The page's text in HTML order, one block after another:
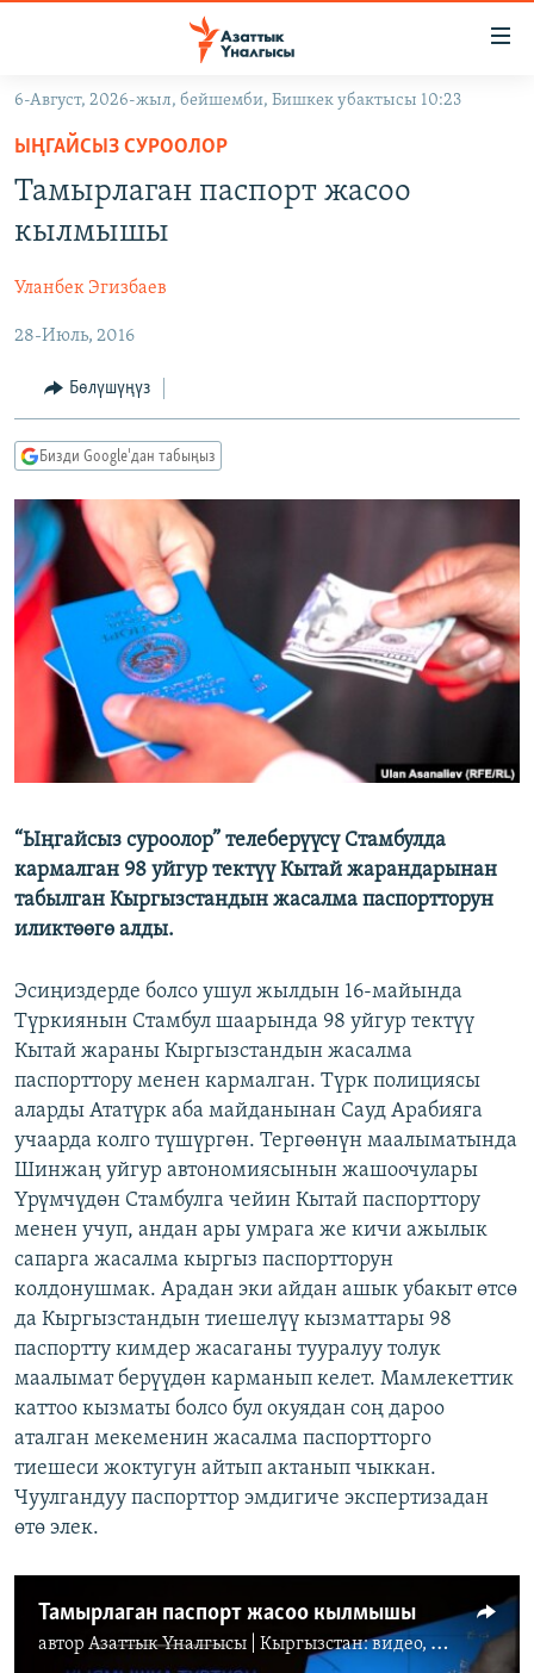
Навигацияга
өтүңүз
Издөөгө
салыңыз
ЖАҢЫЛЫКТАР
КЫРГЫЗСТАН
ЭКОНОМИКА
МАДАНИЯТ
БОРБОР АЗИЯ
АТАЙЫН ИЛИКТӨӨ
ТВ ПРОГРАММАЛАР
БҮГҮН АЗАТТЫКТА
БИЗ ЖАНА ДҮЙНӨ
ДАНИСТЕ
ЭЖЕ-СИҢДИЛЕР
АЗАТТЫК+
ЫҢГАЙСЫЗ СУРООЛОР
ПОДКАСТ
ӨЗГӨЧӨ ПИКИР
ОНЛАЙН ШЕРИНЕ
ЭЕ/АРнун бардык сайттары
6-Август, 2026-жыл, бейшемби, Бишкек убактысы 10:23
ЫҢГАЙСЫЗ СУРООЛОР
Тамырлаган паспорт жасоо
кылмышы
Уланбек Эгизбаев
28-Июль, 2016
Бөлүшүңүз
Бизди Google'дан табыңыз
“Ыңгайсыз суроолор” телеберүүсү Стамбулда
кармалган 98 уйгур тектүү Кытай жарандарынан
табылган Кыргызстандын жасалма паспортторун
иликтөөгө алды.
Эсиңиздерде болсо ушул жылдын 16-майында
Түркиянын Стамбул шаарында 98 уйгур тектүү
Кытай жараны Кыргызстандын жасалма
паспорттору менен кармалган. Түрк полициясы
аларды Ататүрк аба майданынан Сауд Арабияга
учаарда колго түшүргөн. Тергөөнүн маалыматында
Шинжаң уйгур автономиясынын жашоочулары
Үрүмчүдөн Стамбулга чейин Кытай паспорттору
менен учуп, андан ары умрага же кичи ажылык
сапарга жасалма кыргыз паспортторун
колдонушмак. Арадан эки айдан ашык убакыт өтсө
да Кыргызстандын тиешелүү кызматтары 98
паспортту кимдер жасаганы тууралуу толук
маалымат берүүдөн карманып келет. Мамлекеттик
каттоо кызматы болсо бул окуядан соң дароо
аталган мекеменин жасалма паспортторго
тиешеси жоктугун айтып актанып чыккан.
Чуулгандуу паспорттор эмдигиче экспертизадан
өтө элек.
Тамырлаган паспорт жасоо кылмышы
автор Азаттык Үналгысы | Кыргызстан: видео, фото, кабарлар